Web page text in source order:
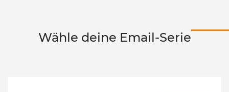
​Wähle deine Email-Serie